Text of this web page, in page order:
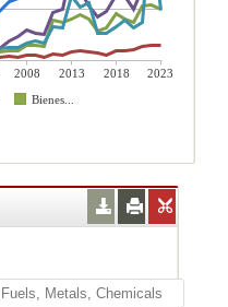
2008 2013 2018
2023
Bienes...